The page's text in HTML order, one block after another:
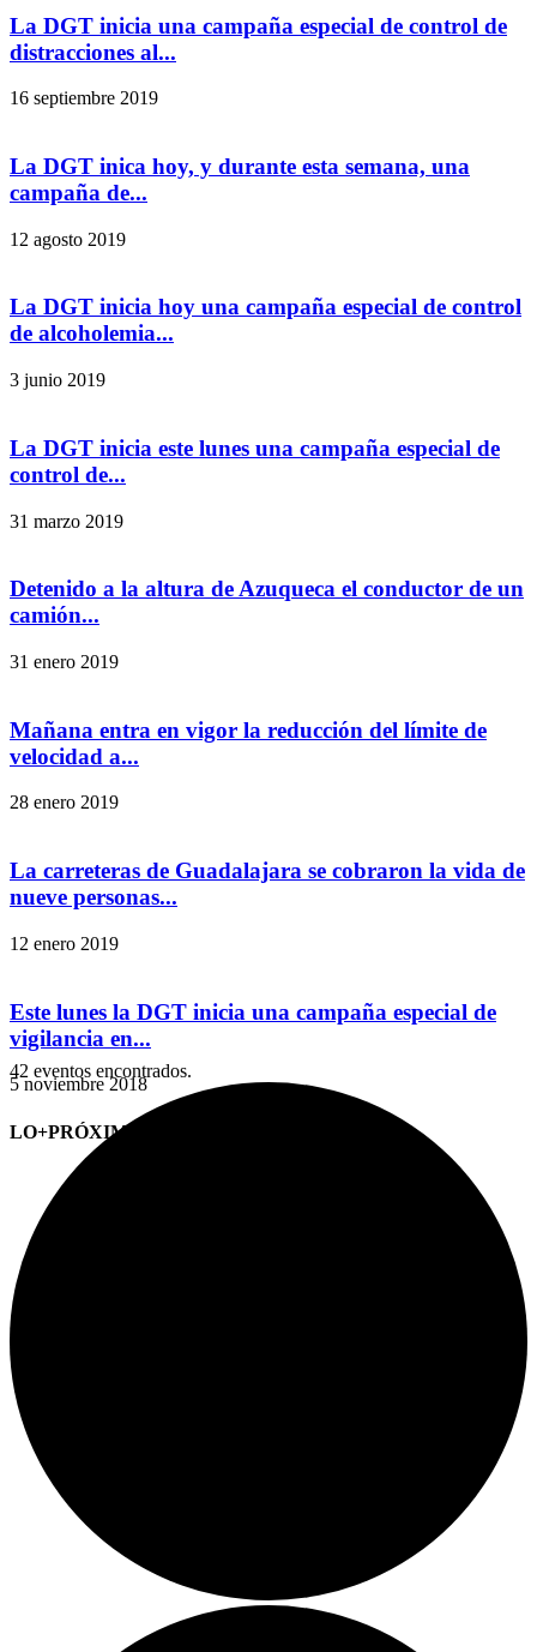
La DGT inicia una campaña especial de control de
distracciones al...
16 septiembre 2019
La DGT inica hoy, y durante esta semana, una
campaña de...
12 agosto 2019
La DGT inicia hoy una campaña especial de control
de alcoholemia...
3 junio 2019
La DGT inicia este lunes una campaña especial de
control de...
31 marzo 2019
Detenido a la altura de Azuqueca el conductor de un
camión...
31 enero 2019
Mañana entra en vigor la reducción del límite de
velocidad a...
28 enero 2019
La carreteras de Guadalajara se cobraron la vida de
nueve personas...
12 enero 2019
Este lunes la DGT inicia una campaña especial de
vigilancia en...
5 noviembre 2018
LO+PRÓXIMO (CITAS)
42 eventos encontrados.